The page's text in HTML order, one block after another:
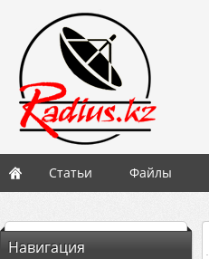
Статьи Файлы
Навигация